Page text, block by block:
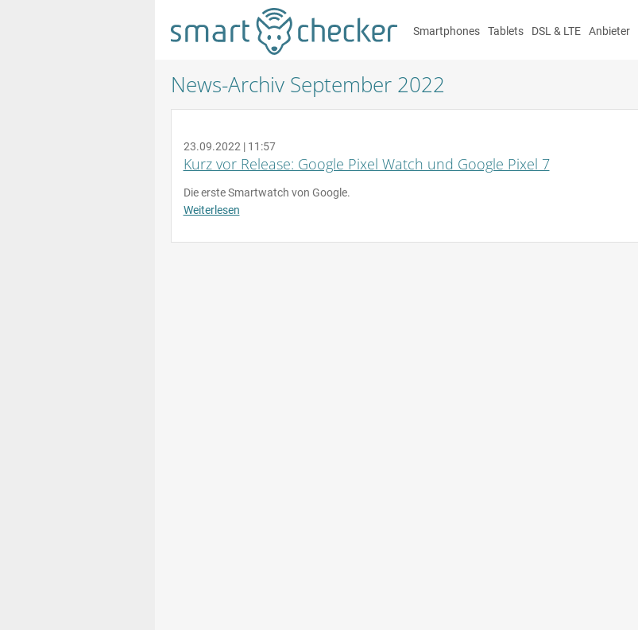
Smartphones Tablets DSL & LTE Anbieter
News-Archiv September 2022
23.09.2022 | 11:57
Kurz vor Release: Google Pixel Watch und Google Pixel 7
Die erste Smartwatch von Google.
Weiterlesen